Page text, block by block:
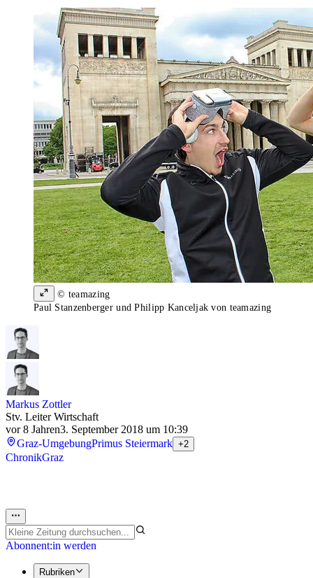
© teamazing
Paul Stanzenberger und Philipp Kanceljak von teamazing
Markus Zottler
Stv. Leiter Wirtschaft
vor 8 Jahren3. September 2018 um 10:39
Graz-UmgebungPrimus Steiermark +2
ChronikGraz
Abonnent:in werden
Rubriken